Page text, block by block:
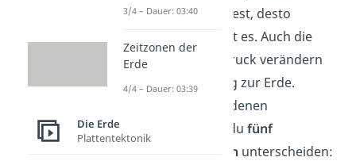
Erdatmosphärebefindest, desto
weniger Sauerstoff gibt es. Auch die
Temperatur und der Druck verändern
sich mit der Entfernung zur Erde.
Aufgrund der verschiedenen
Eigenschaften kannst dufünf
Atmosphärenschichten unterscheiden:
3/4 – Dauer: 03:40
Zeitzonen der
Erde
4/4 – Dauer: 03:39
Die Erde
Plattentektonik